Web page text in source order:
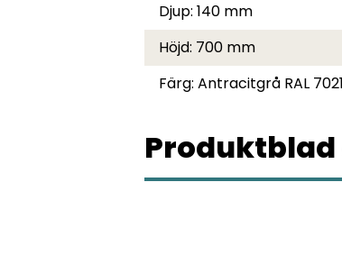
Djup: 140 mm
Höjd: 700 mm
Färg: Antracitgrå RAL 7021